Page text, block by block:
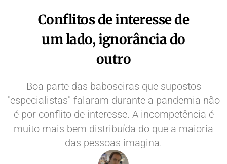
Conflitos de interesse de
um lado, ignorância do
outro
Boa parte das baboseiras que supostos
"especialistas" falaram durante a pandemia não
é por conflito de interesse. A incompetência é
muito mais bem distribuída do que a maioria
das pessoas imagina.